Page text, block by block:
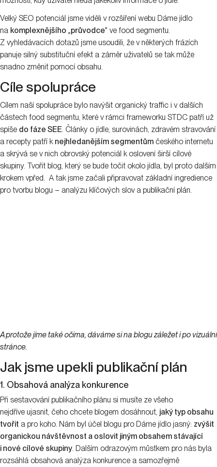
Velký SEO potenciál jsme viděli v rozšíření webu Dáme jídlo
na komplexnějšího „průvodce“ ve food segmentu.
Z vyhledávacích dotazů jsme usoudili, že v některých frázích
panuje silný substituční efekt a záměr uživatelů se tak může
snadno změnit pomocí obsahu.
Cíle spolupráce
Cílem naší spolupráce bylo navýšit organický traffic i v dalších
částech food segmentu, které v rámci frameworku STDC patří už
spíše do fáze SEE. Články o jídle, surovinách, zdravém stravování
a recepty patří k nejhledanějším segmentům českého internetu
a skrývá se v nich obrovský potenciál k oslovení širší cílové
skupiny. Tvořit blog, který se bude točit okolo jídla, byl proto dalším
krokem vpřed. A tak jsme začali připravovat základní ingredience
pro tvorbu blogu – analýzu klíčových slov a publikační plán.
A protože jíme také očima, dáváme si na blogu záležet i po vizuální
stránce.
Jak jsme upekli publikační plán
1. Obsahová analýza konkurence
Při sestavování publikačního plánu si musíte ze všeho
nejdříve ujasnit, čeho chcete blogem dosáhnout, jaký typ obsahu
tvořit a pro koho. Nám byl účel blogu pro Dáme jídlo jasný: zvýšit
organickou návštěvnost a oslovit jiným obsahem stávající
i nové cílové skupiny. Dalším odrazovým můstkem pro nás byla
rozsáhlá obsahová analýza konkurence a samozřejmě